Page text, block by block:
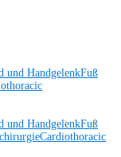
und HandgelenkFuß
und HandgelenkFuß
Cardiothoracic